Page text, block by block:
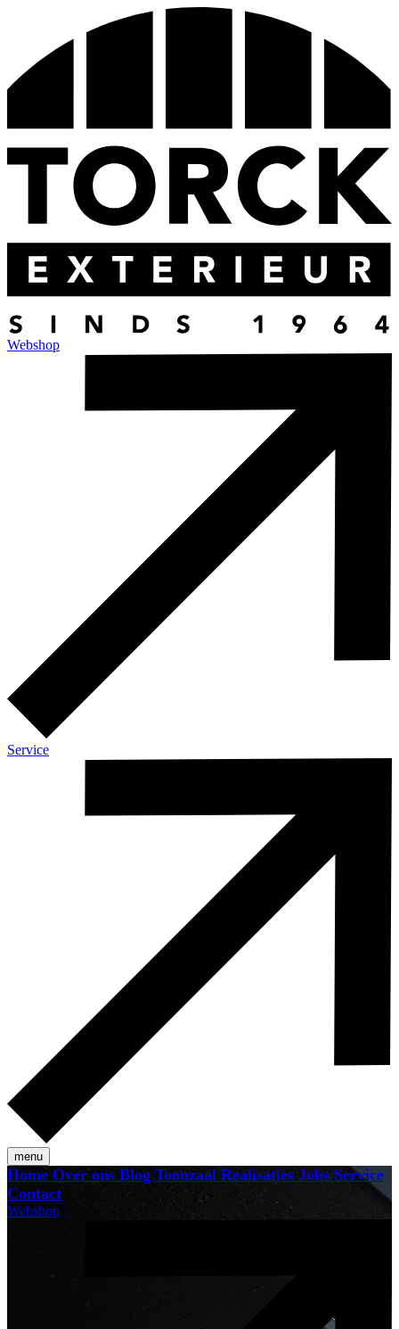
Webshop
Service
menu
Home Over onsBlog Toonzaal RealisatiesJobs Service
Contact
Webshop